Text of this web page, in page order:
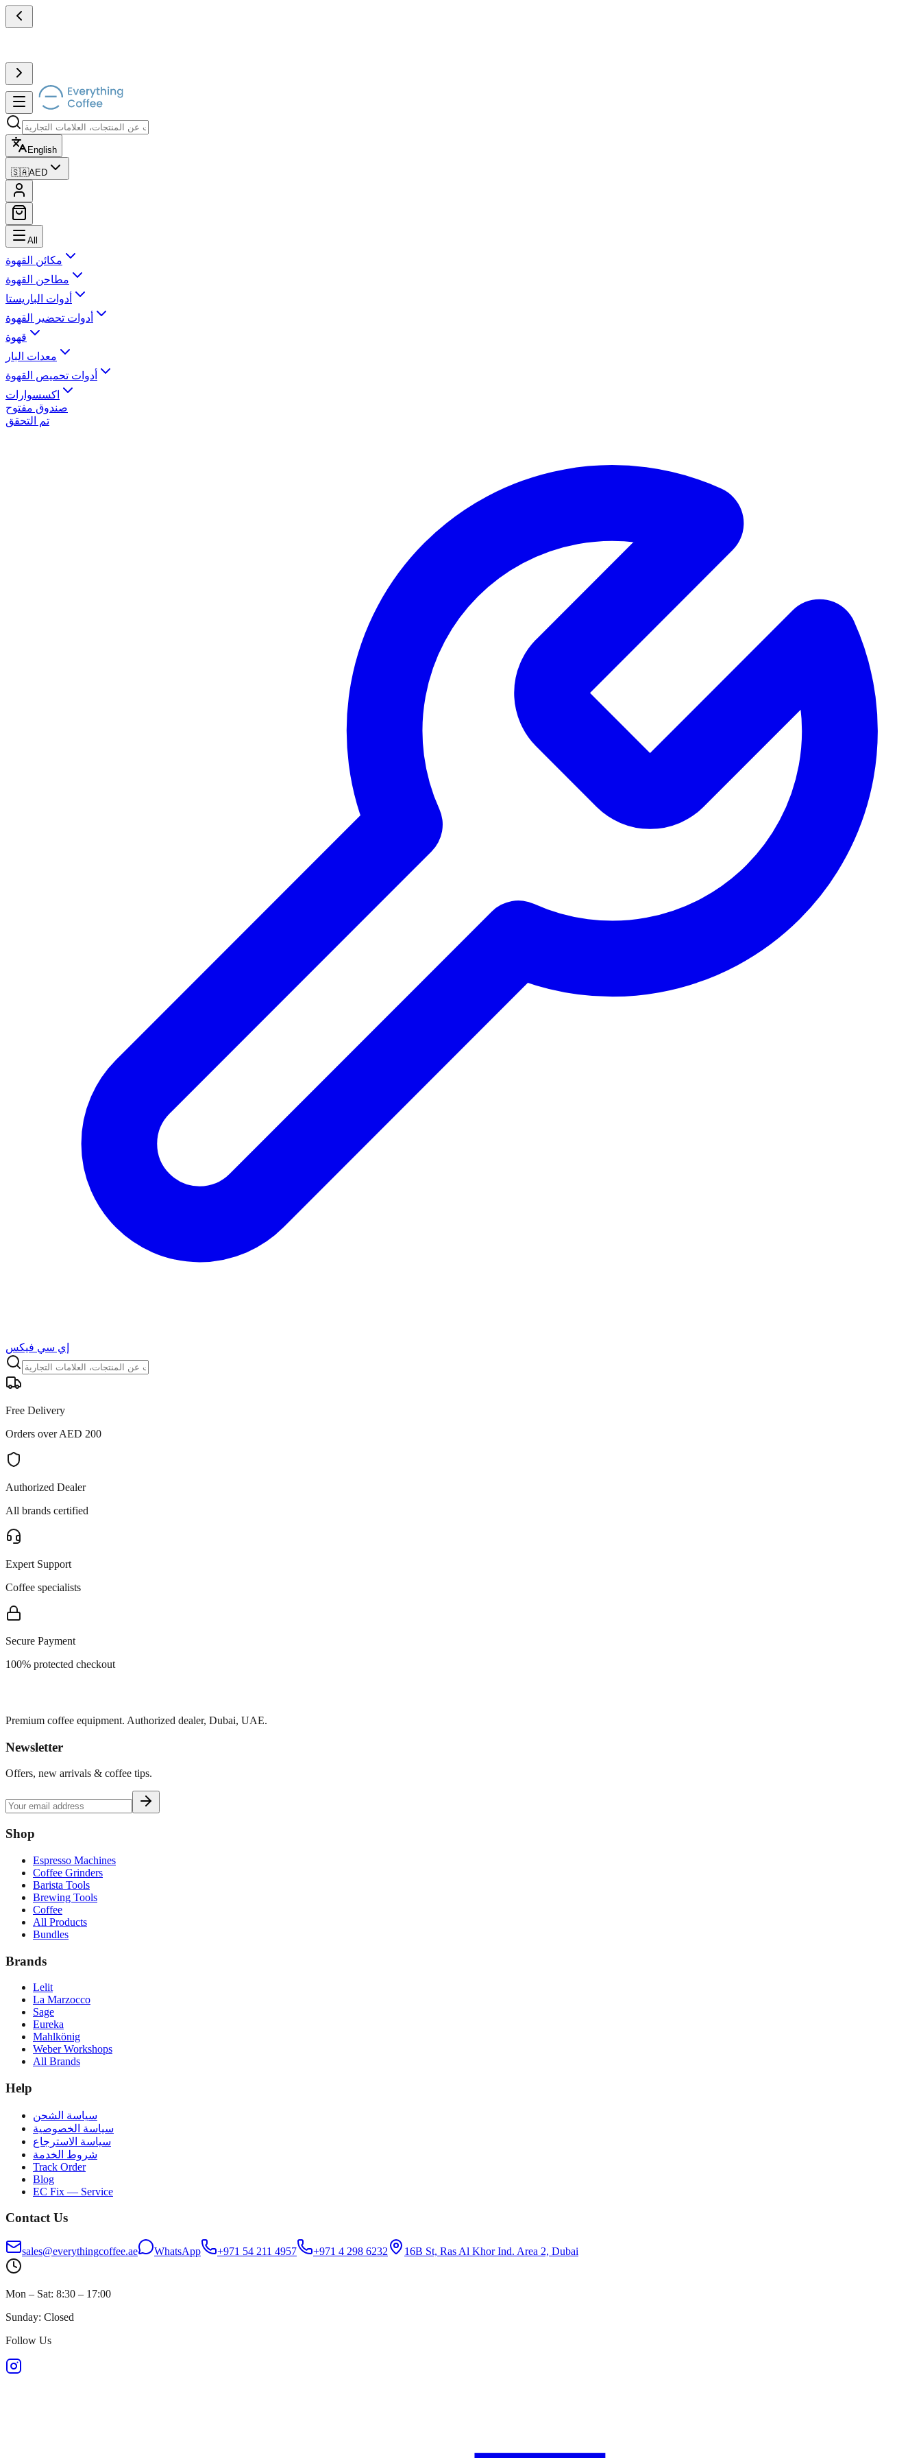
English
🇸🇦AED
All
مكائن القهوة
مطاحن القهوة
أدوات الباريستا
أدوات تحضير القهوة
قهوة
معدات البار
أدوات تحميص القهوة
اكسسوارات
صندوق مفتوح
تم التحقق
إي سي فيكس
Free Delivery
Orders over AED 200
Authorized Dealer
All brands certified
Expert Support
Coffee specialists
Secure Payment
100% protected checkout
Premium coffee equipment. Authorized dealer, Dubai, UAE.
Newsletter
Offers, new arrivals & coffee tips.
Shop
Espresso Machines
Coffee Grinders
Barista Tools
Brewing Tools
Coffee
All Products
Bundles
Brands
Lelit
La Marzocco
Sage
Eureka
Mahlkönig
Weber Workshops
All Brands
Help
سياسة الشحن
سياسة الخصوصية
سياسة الاسترجاع
شروط الخدمة
Track Order
Blog
EC Fix — Service
Contact Us
sales@everythingcoffee.ae WhatsApp +971 54 211 4957 +971 4 298 6232 16B St, Ras Al Khor Ind. Area 2, Dubai
Mon – Sat: 8:30 – 17:00
Sunday: Closed
Follow Us